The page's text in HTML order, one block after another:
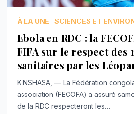
À LA UNE SCIENCES ET
Ebola en RDC : la
FIFA sur le respect des
sanitaires par les
mondial
KINSHASA, — La Fédération
association (FECOFA) a assuré
de la RDC respecteront les…